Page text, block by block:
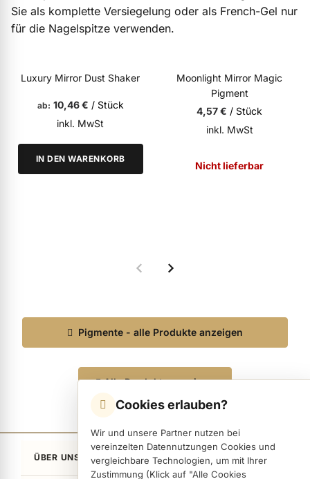
Cookies erlauben?
Wir und unsere Partner nutzen bei
vereinzelten Datennutzungen Cookies und
vergleichbare Technologien, um mit Ihrer
Zustimmung (Klick auf "Alle Cookies
Skintrix anzeigen
Füße & Zehenringe anzeigen
Beauty Accessoires anzeigen
Sie als komplette Versiegelung oder als French-Gel nur
für die Nagelspitze verwenden.
Luxury Mirror Dust Shaker
ab 10,46 € / Stück
inkl. MwSt
IN DEN WARENKORB
Moonlight Mirror Magic
Pigment
4,57 € / Stück
inkl. MwSt
Nicht lieferbar
Pigmente - alle Produkte anzeigen
Alle Produkte anzeigen
ÜBER UNS